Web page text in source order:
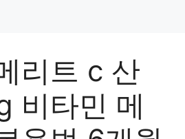
리트 c 산
비타민 메